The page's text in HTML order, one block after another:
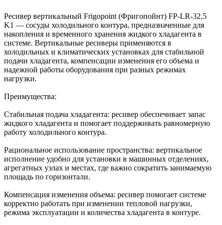
Ресивер вертикальный Frigopoint (Фригопойнт) FP-LR-32,5
K1 — сосуды холодильного контура, предназначенные для
накопления и временного хранения жидкого хладагента в
системе. Вертикальные ресиверы применяются в
холодильных и климатических установках для стабильной
подачи хладагента, компенсации изменения его объема и
надежной работы оборудования при разных режимах
нагрузки.
Преимущества:
Стабильная подача хладагента: ресивер обеспечивает запас
жидкого хладагента и помогает поддерживать равномерную
работу холодильного контура.
Рациональное использование пространства: вертикальное
исполнение удобно для установки в машинных отделениях,
агрегатных узлах и местах, где важно сократить занимаемую
площадь по горизонтали.
Компенсация изменения объема: ресивер помогает системе
корректно работать при изменении тепловой нагрузки,
режима эксплуатации и количества хладагента в контуре.